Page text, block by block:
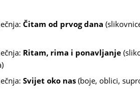
Čitam od prvog dana
Ritam, rima i ponavljanje
Svijet oko nas (boje, oblici,